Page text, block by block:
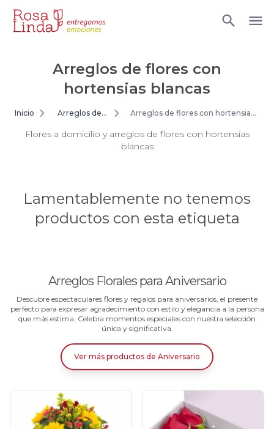
Arreglos de flores con
hortensias blancas
Inicio
Arreglos de
Arreglos de flores con hortensias
Flores a domicilio y arreglos de flores con hortensias
blancas
Lamentablemente no tenemos
productos con esta etiqueta
Arreglos Florales para Aniversario
Descubre espectaculares flores y regalos para aniversarios, el presente
perfecto para expresar agradecimiento con estilo y elegancia a la persona
que más estima. Celebra momentos especiales con nuestra selección
única y significativa.
Ver más productos de Aniversario